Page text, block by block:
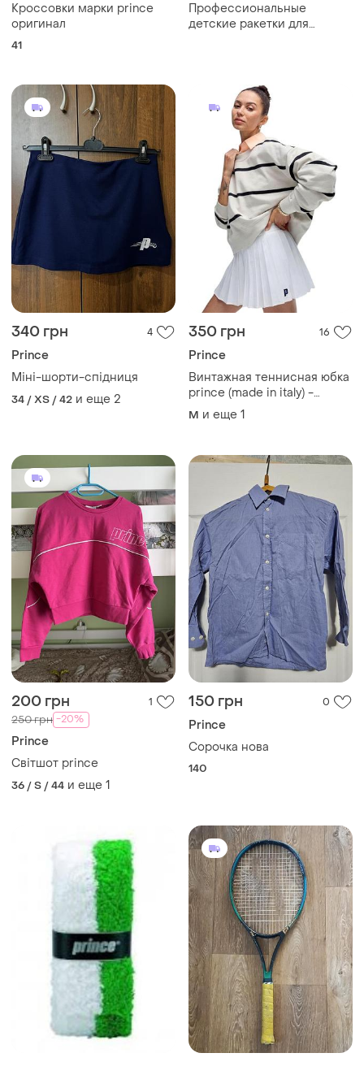
Кроссовки марки prince
оригинал
41
Профессиональные
детские ракетки для
340 грн 4
Prince
Міні-шорти-спідниця
34 / XS / 42 и еще 2
350 грн 16
Prince
Винтажная теннисная юбка
prince (made in italy) -
плиссе, белая
M и еще 1
200 грн 1
250 грн -20%
Prince
Світшот prince
36 / S / 44 и еще 1
150 грн 0
Prince
Сорочка нова
140